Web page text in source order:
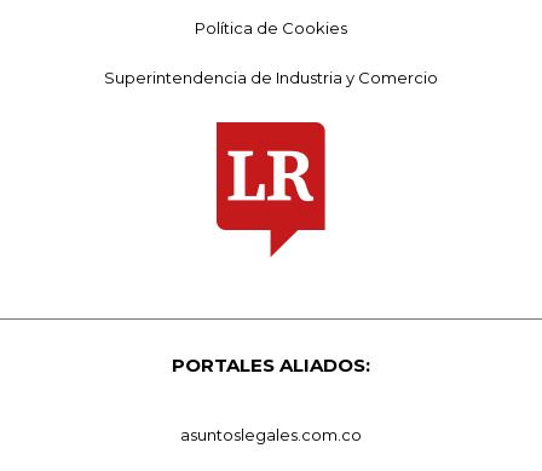
Política de Cookies
Superintendencia de Industria y Comercio
PORTALES ALIADOS:
asuntoslegales.com.co